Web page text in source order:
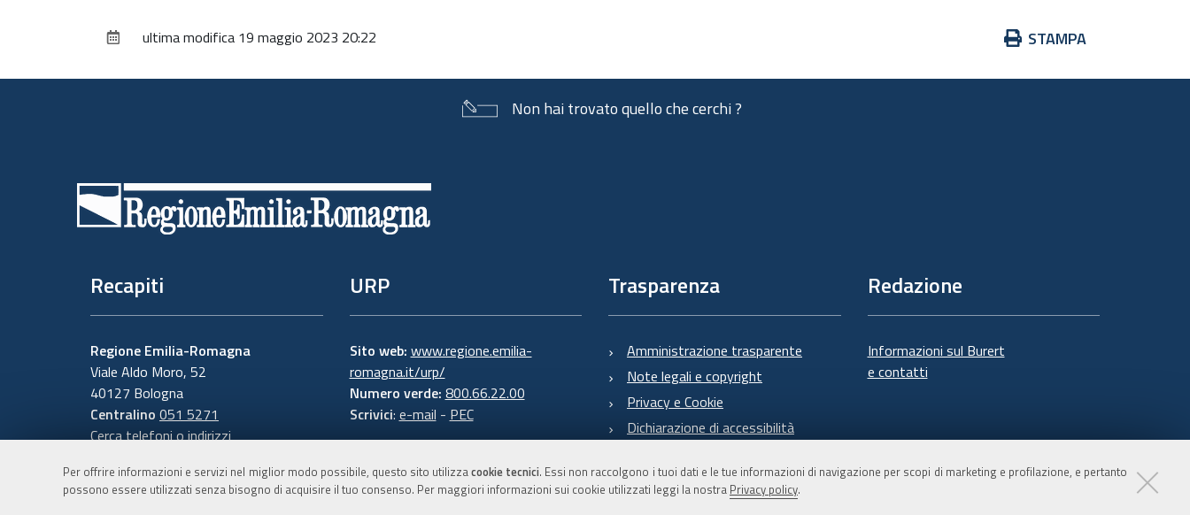
Per offrire informazioni e servizi nel miglior modo possibile, questo sito utilizzacookie tecnici. Essi non raccolgono i tuoi dati e le tue informazioni di navigazione per scopi di marketing e profilazione, e pertanto
possono essere utilizzati senza bisogno di acquisire il tuo consenso. Per maggiori informazioni sui cookie utilizzati leggi la nostra Privacy policy.
Azioni
documento
STAMPA
ultima modifica 19 maggio 2023 20:22
Non hai trovato quello che cerchi ?
Recapiti
Regione Emilia-Romagna
Viale Aldo Moro, 52
40127 Bologna
Centralino 051 5271
Cerca telefoni o indirizzi
URP
Sito web: www.regione.emilia-
romagna.it/urp/
Numero verde: 800.66.22.00
Scrivici: e-mail - PEC
Trasparenza
Amministrazione trasparente
Note legali e copyright
Privacy e Cookie
Dichiarazione di accessibilità
Redazione
Informazioni sul Burert
e contatti